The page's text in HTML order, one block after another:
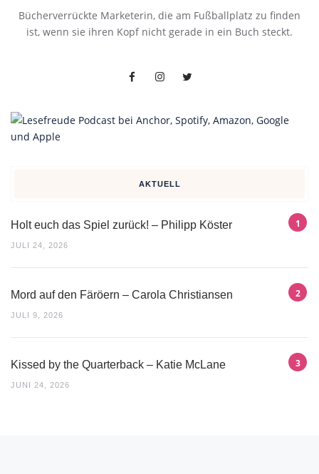
Bücherverrückte Marketerin, die am Fußballplatz zu finden
ist, wenn sie ihren Kopf nicht gerade in ein Buch steckt.
AKTUELL
Holt euch das Spiel zurück! – Philipp Köster
JULI 24, 2026
Mord auf den Färöern – Carola Christiansen
JULI 9, 2026
Kissed by the Quarterback – Katie McLane
JUNI 24, 2026